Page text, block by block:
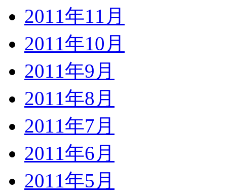
2011年11月
2011年10月
2011年9月
2011年8月
2011年7月
2011年6月
2011年5月